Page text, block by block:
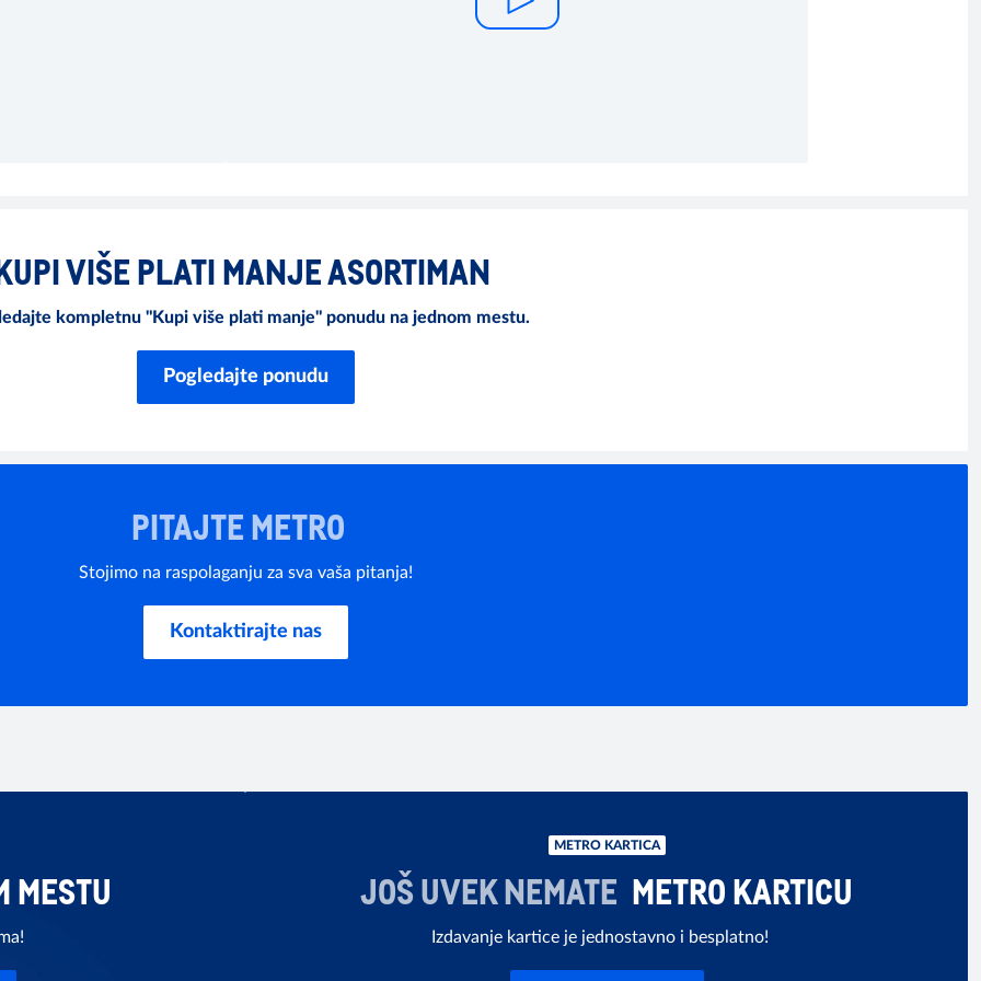
VIŠE PLATI MANJE ASORTIMAN
kompletnu "Kupi više plati manje" ponudu na jednom mestu.
Pogledajte ponudu
PITAJTE METRO
Stojimo na raspolaganju za sva vaša pitanja!
Kontaktirajte nas
MESTU
METRO KARTICA
JOŠ UVEK NEMATE METRO KARTICU
Izdavanje kartice je jednostavno i besplatno!